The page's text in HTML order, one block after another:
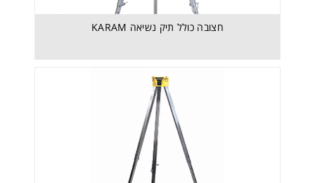
חצובה כולל תיק נשיאה KARAM